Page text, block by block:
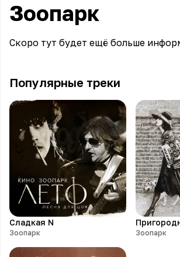
Зоопарк
Скоро тут будет ещё больше
Популярные треки
Сладкая N
Зоопарк Зоопарк